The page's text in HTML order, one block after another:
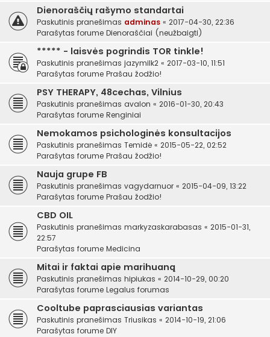
Dienoraščių rašymo standartai
Paskutinis pranešimas adminas « 2017-04-30, 22:36
Parašytas forume Dienoraščiai (neužbaigti)
***** - laisvės pogrindis TOR tinkle!
Paskutinis pranešimas jazymilk2 « 2017-03-10, 11:51
Parašytas forume Prašau žodžio!
PSY THERAPY, 48cechas, Vilnius
Paskutinis pranešimas avalon « 2016-01-30, 20:43
Parašytas forume Renginiai
Nemokamos psichologinės konsultacijos
Paskutinis pranešimas Temidė « 2015-05-22, 02:52
Parašytas forume Prašau žodžio!
Nauja grupe FB
Paskutinis pranešimas vagydarnuor « 2015-04-09, 13:22
Parašytas forume Prašau žodžio!
CBD OIL
Paskutinis pranešimas markyzaskarabasas « 2015-01-31,
22:57
Parašytas forume Medicina
Mitai ir faktai apie marihuaną
Paskutinis pranešimas hipiukas « 2014-10-29, 00:20
Parašytas forume Legalus forumas
Cooltube paprasciausias variantas
Paskutinis pranešimas Triusikas « 2014-10-19, 21:06
Parašytas forume DIY